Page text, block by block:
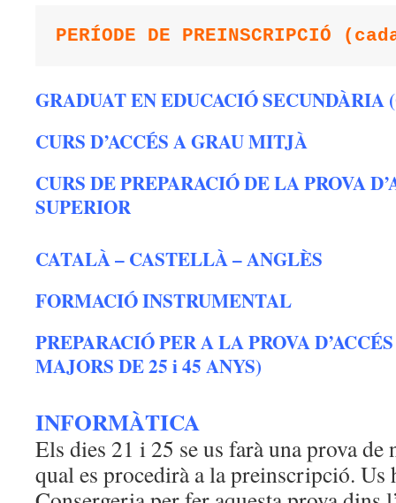
PERÍODE DE PREINSCRIPCIÓ
GRADUAT EN EDUCACIÓ SECUNDÀRIA
CURS D’ACCÉS A GRAU MITJÀ
CURS DE PREPARACIÓ DE LA PROVA
SUPERIOR
CATALÀ – CASTELLÀ – ANGLÈS
FORMACIÓ INSTRUMENTAL
PREPARACIÓ PER A LA PROVA
MAJORS DE 25 i 45 ANYS)
INFORMÀTICA
Els dies 21 i 25 se us farà una prova de
qual es procedirà a la preinscripció. Us